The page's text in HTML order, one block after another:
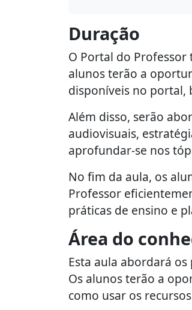
Duração
O Portal do
alunos terão a
disponíveis no portal,
Além disso, serão
audiovisuais,
aprofundar-se nos
No fim da aula, os
Professor
práticas de ensino e
Área do
Esta aula abordará
Os alunos terão a
como usar os